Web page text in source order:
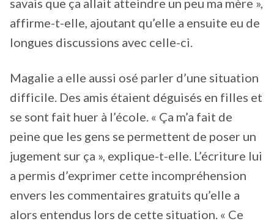
savais que ça allait atteindre un peu ma mère »,
affirme-t-elle, ajoutant qu’elle a ensuite eu de
longues discussions avec celle-ci.
Magalie a elle aussi osé parler d’une situation
difficile. Des amis étaient déguisés en filles et
se sont fait huer à l’école. « Ça m’a fait de
peine que les gens se permettent de poser un
jugement sur ça », explique-t-elle. L’écriture lui
a permis d’exprimer cette incompréhension
envers les commentaires gratuits qu’elle a
alors entendus lors de cette situation. « Ce